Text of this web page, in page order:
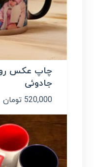
چاپ عکس
جادوئی
520,000 تومان